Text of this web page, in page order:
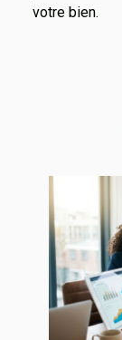
votre bien.